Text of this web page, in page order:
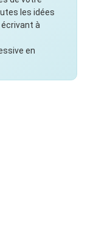
les idées
à
en